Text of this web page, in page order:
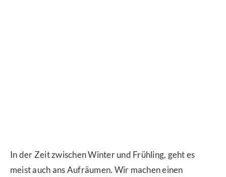
In der Zeit zwischen Winter und Frühling, geht es
meist auch ans Aufräumen. Wir machen einen